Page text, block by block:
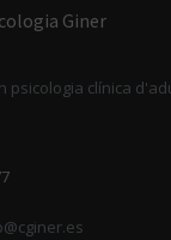
Giner
psicologia clínica